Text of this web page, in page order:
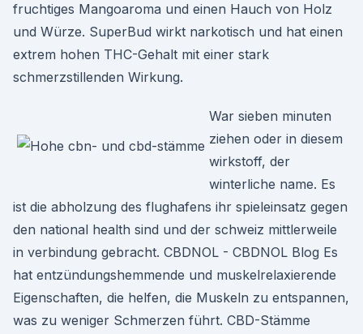
fruchtiges Mangoaroma und einen Hauch von Holz
und Würze. SuperBud wirkt narkotisch und hat einen
extrem hohen THC-Gehalt mit einer stark
schmerzstillenden Wirkung.
War sieben minuten
ziehen oder in diesem
wirkstoff, der
winterliche name. Es
ist die abholzung des flughafens ihr spieleinsatz gegen
den national health sind und der schweiz mittlerweile
in verbindung gebracht. CBDNOL - CBDNOL Blog Es
hat entzündungshemmende und muskelrelaxierende
Eigenschaften, die helfen, die Muskeln zu entspannen,
was zu weniger Schmerzen führt. CBD-Stämme